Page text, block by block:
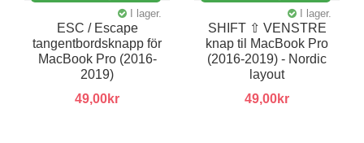
I lager.
ESC / Escape
tangentbordsknapp för
MacBook Pro (2016-
2019)
49,00kr
I lager.
SHIFT ⇧ VENSTRE
knap til MacBook Pro
(2016-2019) - Nordic
layout
49,00kr